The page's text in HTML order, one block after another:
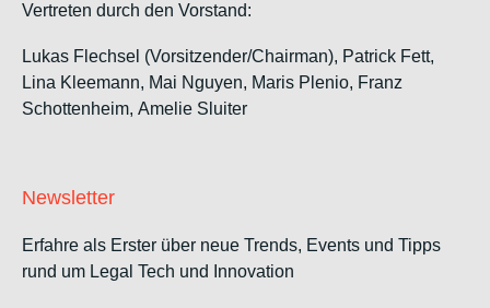
Vertreten durch den Vorstand:
Lukas Flechsel (Vorsitzender/Chairman), Patrick Fett,
Lina Kleemann, Mai Nguyen, Maris Plenio, Franz
Schottenheim, Amelie Sluiter
Newsletter
Erfahre als Erster über neue Trends, Events und Tipps
rund um Legal Tech und Innovation